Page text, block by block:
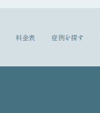
料金表 症例を探す